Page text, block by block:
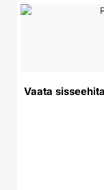
Vaata